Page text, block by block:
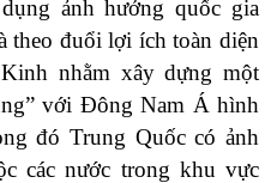
ảnh hưởng quốc gia
theo đuổi lợi ích toàn diện
nhằm xây dựng một
với Đông Nam Á hình
đó Trung Quốc có ảnh
các nước trong khu vực